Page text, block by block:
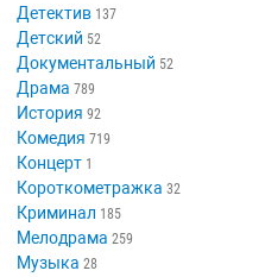
Детектив 137
Детский 52
Документальный 52
Драма 789
История 92
Комедия 719
Концерт 1
Короткометражка 32
Криминал 185
Мелодрама 259
Музыка 28